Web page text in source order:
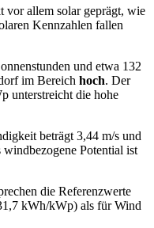
allem solar geprägt, wie
Kennzahlen fallen
und etwa 132
im Bereich hoch. Der
unterstreicht die hohe
beträgt 3,44 m/s und
Potential ist
die Referenzwerte
kWh/kWp) als für Wind